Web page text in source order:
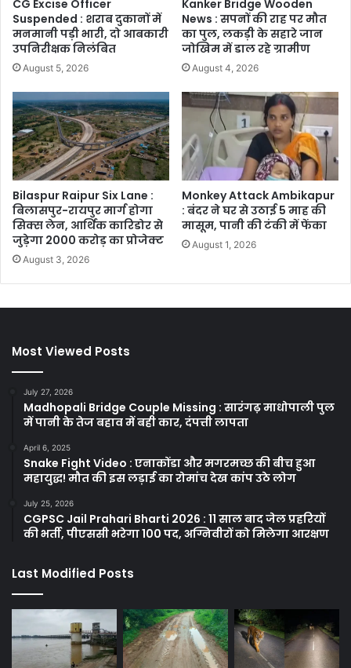
CG Excise Officer
Suspended : शराब दुकानों में
मनमानी पड़ी भारी, दो आबकारी
उपनिरीक्षक निलंबित
August 5, 2026
Kanker Bridge Wooden
News : सपनों की राह पर मौत
का पुल, लकड़ी के सहारे जान
जोखिम में डाल रहे ग्रामीण
August 4, 2026
Bilaspur Raipur Six Lane :
बिलासपुर-रायपुर मार्ग होगा
सिक्स लेन, आर्थिक कारिडोर से
जुड़ेगा 2000 करोड़ का प्रोजेक्ट
August 3, 2026
Monkey Attack Ambikapur
: बंदर ने घर से उठाई 5 माह की
मासूम, पानी की टंकी में फेंका
August 1, 2026
Most Viewed Posts
July 27, 2026
Madhopali Bridge Couple Missing : सारंगढ़ माधोपाली पुल
में पानी के तेज बहाव में बही कार, दंपत्ती लापता
April 6, 2025
Snake Fight Video : एनाकोंडा और मगरमच्छ की बीच हुआ
महायुद्ध! मौत की इस लड़ाई का रोमांच देख कांप उठे लोग
July 25, 2026
CGPSC Jail Prahari Bharti 2026 : 11 साल बाद जेल प्रहरियों
की भर्ती, पीएससी भरेगा 100 पद, अग्निवीरों को मिलेगा आरक्षण
Last Modified Posts